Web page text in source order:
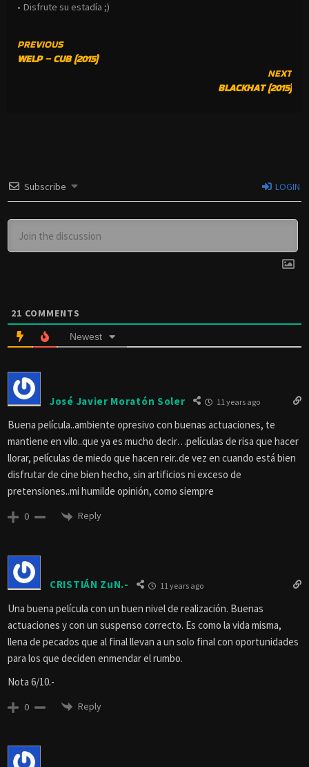
• Disfrute su estadía ;)
CONTINUE
READING
PREVIOUS
WELP – CUB (2015)
NEXT
BLACKHAT (2015)
Subscribe LOGIN
21 COMMENTS
Newest
José Javier Moratón Soler 11 years ago
Buena película..ambiente opresivo con buenas actuaciones, te
mantiene en vilo..que ya es mucho decir…películas de risa que hacer
llorar, películas de miedo que hacen reir..de vez en cuando está bien
disfrutar de cine bien hecho, sin artificios ni exceso de
pretensiones..mi humilde opinión, como siempre
0 Reply
CRISTIÁN ZuN.- 11 years ago
Una buena película con un buen nivel de realización. Buenas
actuaciones y con un suspenso correcto. Es como la vida misma,
llena de pecados que al final llevan a un solo final con oportunidades
para los que deciden enmendar el rumbo.
Nota 6/10.-
0 Reply